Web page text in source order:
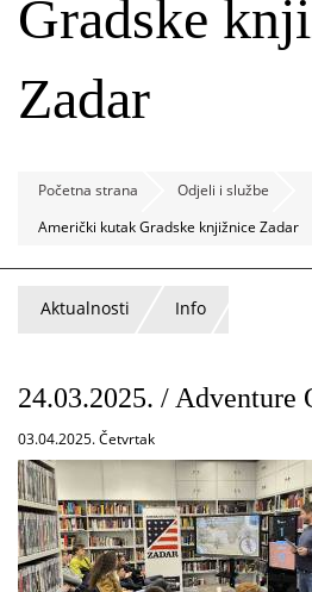
Gradske
Zadar
Početna strana
Odjeli i službe
Američki kutak Gradske knjižnice Zadar
Aktualnosti Info
24.03.2025. / Adventure
03.04.2025. Četvrtak